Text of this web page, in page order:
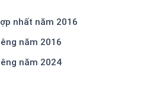
nhất năm 2016
năm 2016
năm 2024